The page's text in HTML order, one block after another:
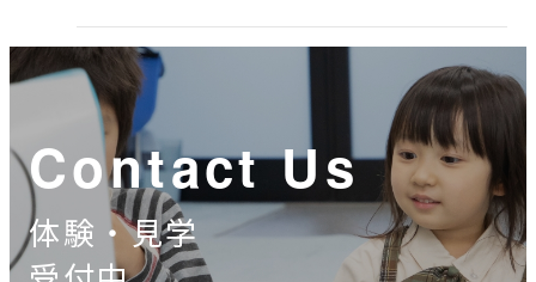
Contact Us
体験・見学